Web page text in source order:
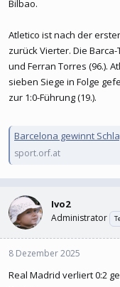
Bilbao.
Atletico ist nach der
zurück Vierter. Die
und Ferran Torres (96.).
sieben Siege in Folge
zur 1:0-Führung (19.).
Barcelona gewinnt
sport.orf.at
Ivo2
Administrator
8 Dezember 2025
Real Madrid verliert 0:2